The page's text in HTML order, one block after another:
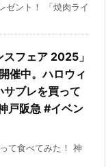
ゼント！ 「焼肉ライ
フェア 2025」
催中。ハロウィ
サブレを買って
戸阪急 #イベン
て食べてみた！ 神